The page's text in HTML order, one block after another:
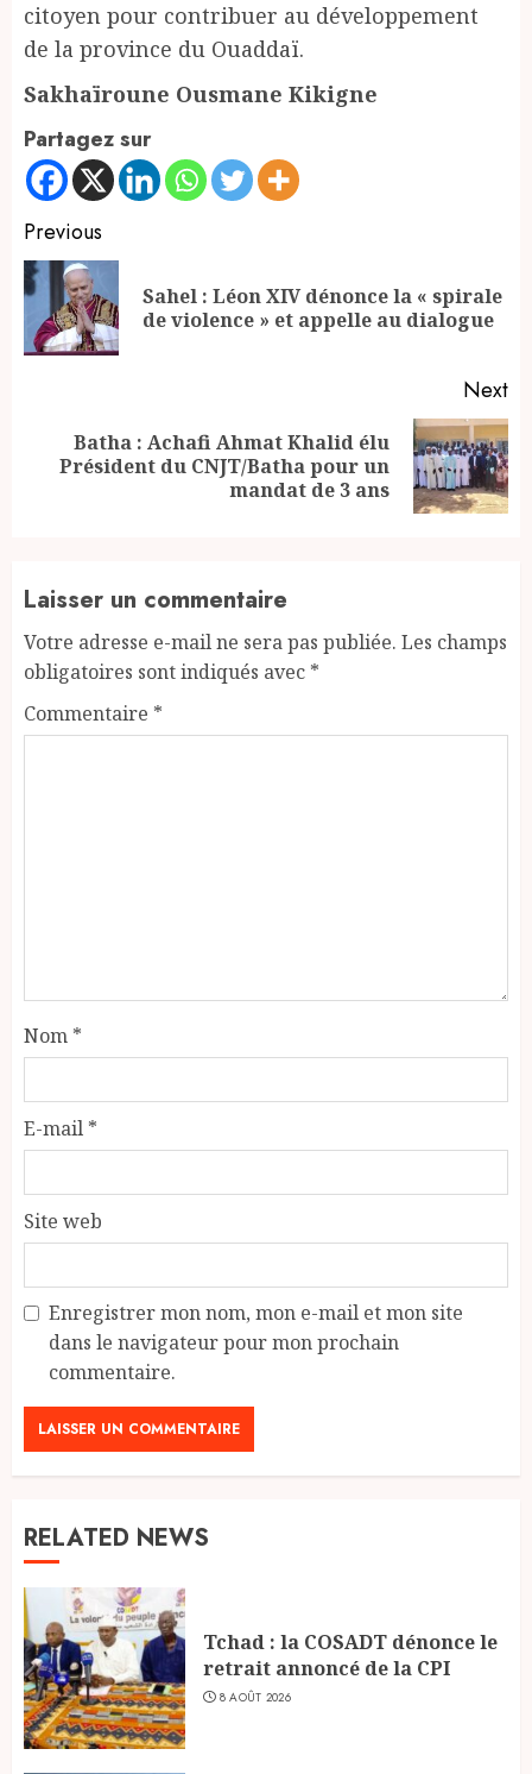
citoyen pour contribuer au développement
de la province du Ouaddaï.
Sakhaïroune Ousmane Kikigne
Partagez sur
Continue
Reading
Previous
Sahel : Léon XIV dénonce la « spirale
de violence » et appelle au dialogue
Next
Next
Batha : Achafi Ahmat Khalid élu
Président du CNJT/Batha pour un
mandat de 3 ans
Laisser un commentaire
Votre adresse e-mail ne sera pas publiée. Les champs
obligatoires sont indiqués avec *
Commentaire *
Nom *
E-mail *
Site web
Enregistrer mon nom, mon e-mail et mon site
dans le navigateur pour mon prochain
commentaire.
RELATED NEWS
Tchad : la COSADT dénonce le
retrait annoncé de la CPI
8 AOÛT 2026